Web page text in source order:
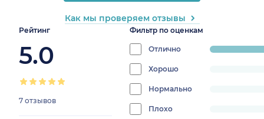
Рейтинг
5.0
7 отзывов
Фильтр по оценкам
Отлично
progress:
Хорошо
0%
Нормально
0%
Плохо
Как мы проверяем отзывы